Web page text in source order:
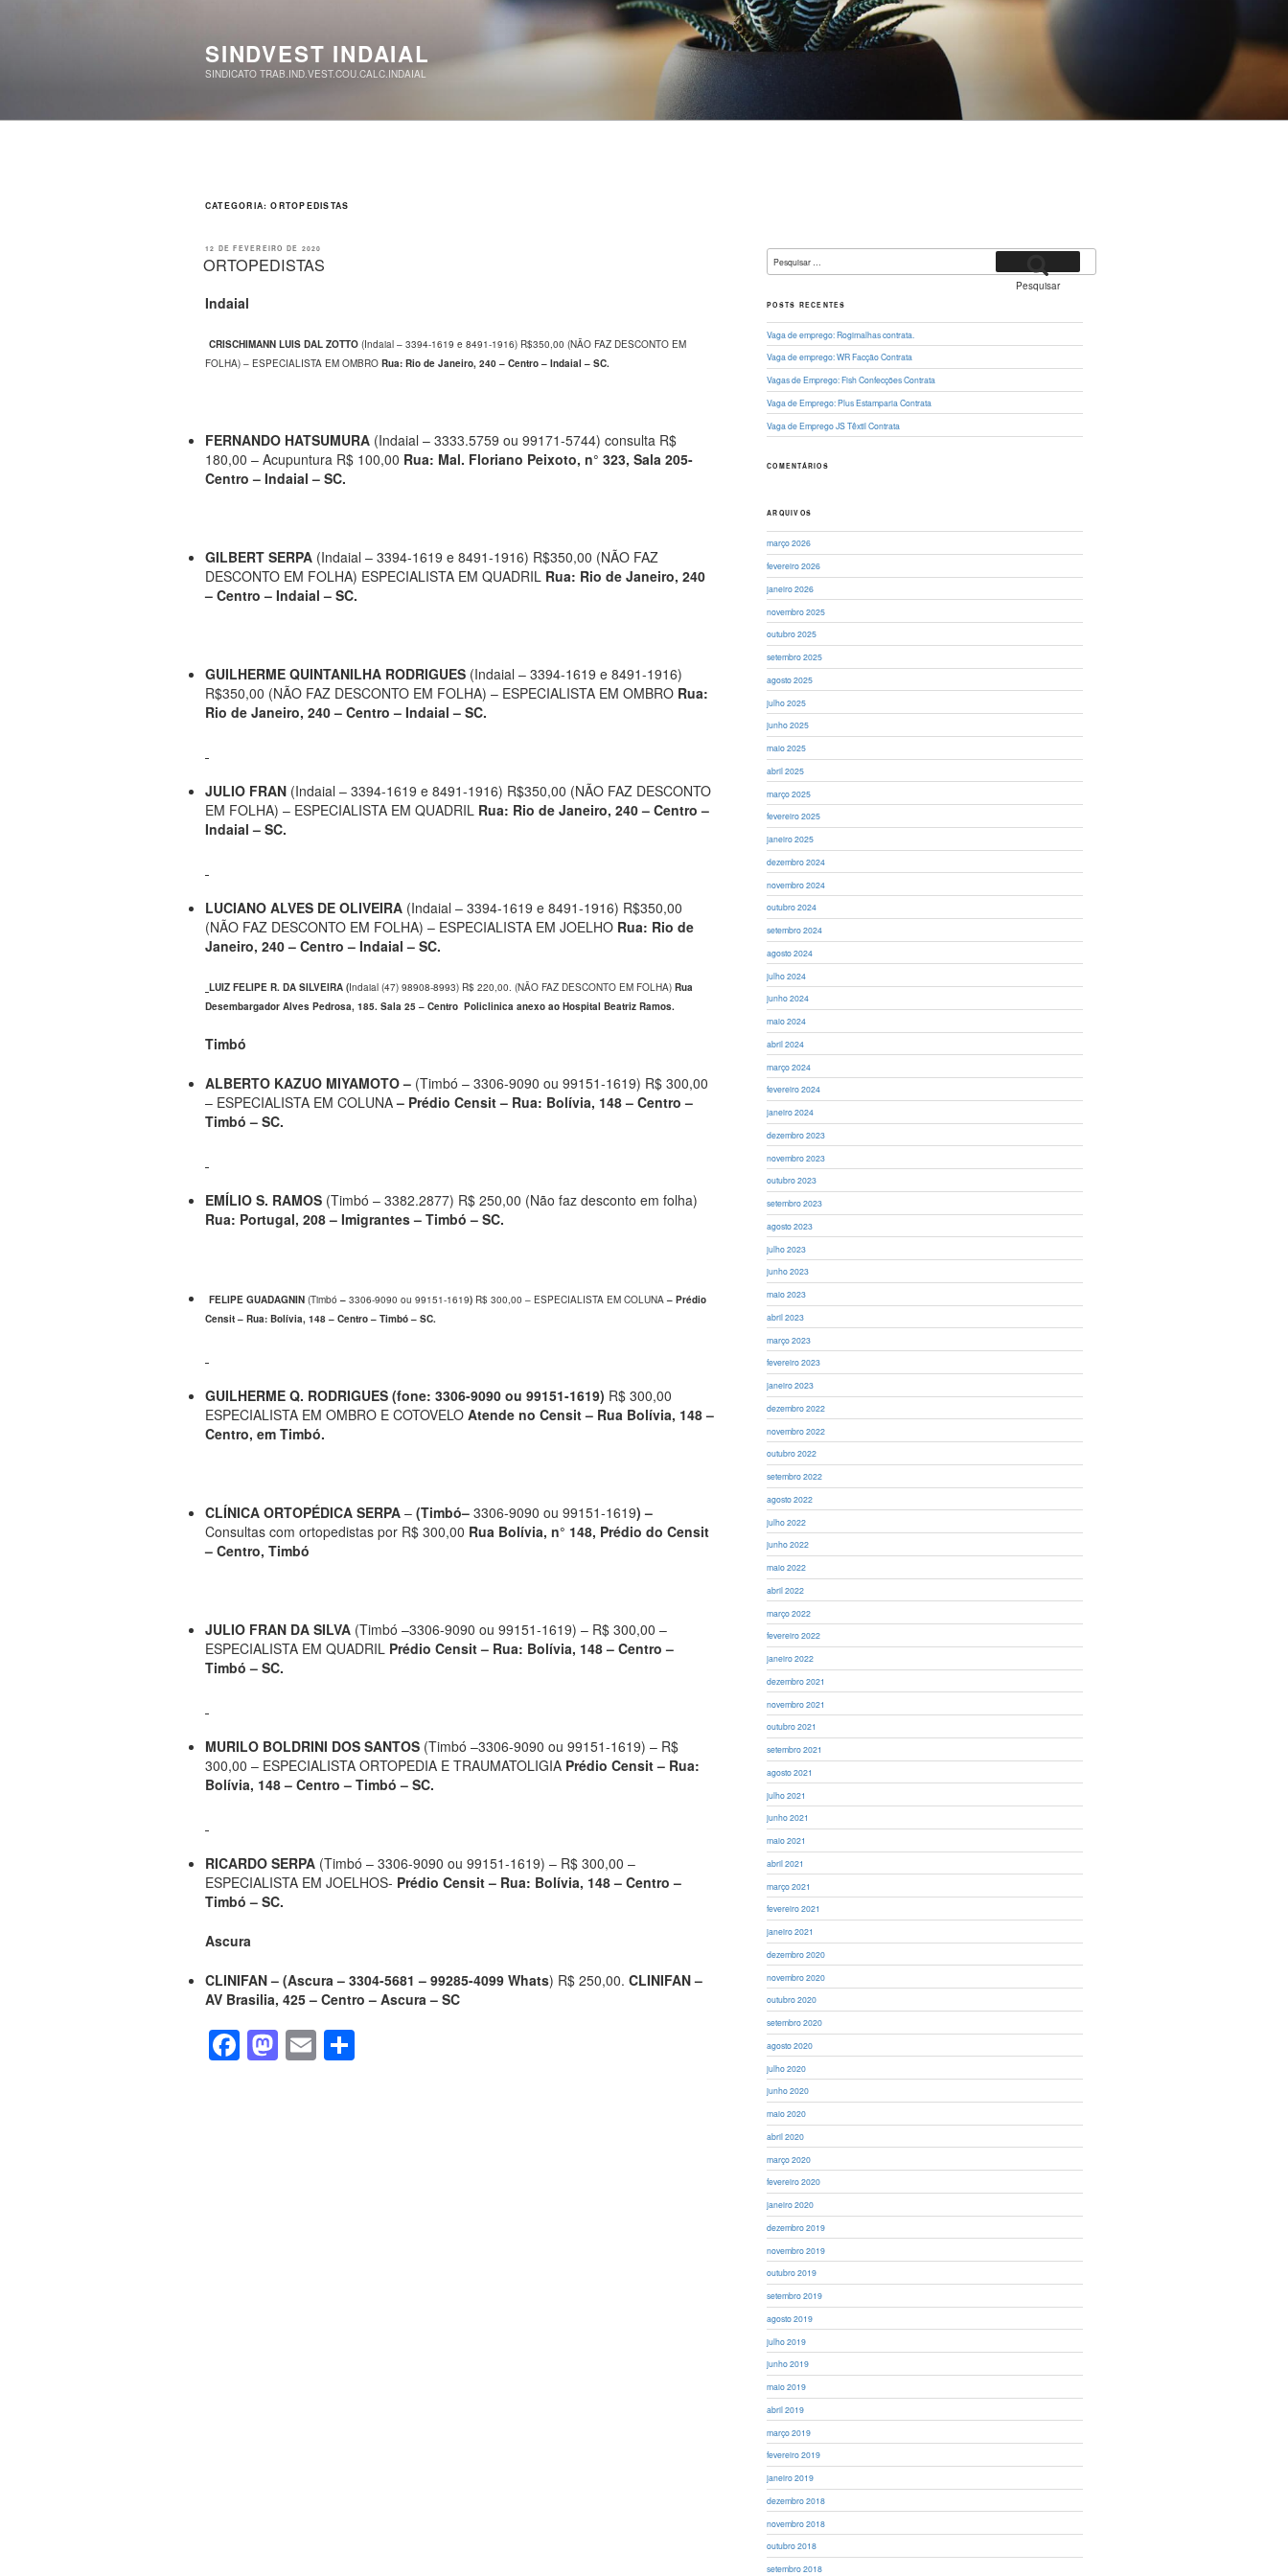
SINDVEST INDAIAL
SINDICATO TRAB.IND.VEST.COU.CALC.INDAIAL
CATEGORIA:ORTOPEDISTAS
PUBLICADO
12 DE FEVEREIRO DE 2020
ORTOPEDISTAS
Indaial
CRISCHIMANN LUIS DAL ZOTTO (Indaial – 3394-1619 e 8491-1916) R$350,00 (NÃO FAZ DESCONTO EM
FOLHA) – ESPECIALISTA EM OMBRO Rua: Rio de Janeiro, 240 – Centro – Indaial – SC.
FERNANDO HATSUMURA (Indaial – 3333.5759 ou 99171-5744) consulta R$
180,00 – Acupuntura R$ 100,00 Rua: Mal. Floriano Peixoto, n° 323, Sala 205-
Centro – Indaial – SC.
GILBERT SERPA (Indaial – 3394-1619 e 8491-1916) R$350,00 (NÃO FAZ
DESCONTO EM FOLHA) ESPECIALISTA EM QUADRIL Rua: Rio de Janeiro, 240
– Centro – Indaial – SC.
GUILHERME QUINTANILHA RODRIGUES (Indaial – 3394-1619 e 8491-1916)
R$350,00 (NÃO FAZ DESCONTO EM FOLHA) – ESPECIALISTA EM OMBRO Rua:
Rio de Janeiro, 240 – Centro – Indaial – SC.
JULIO FRAN (Indaial – 3394-1619 e 8491-1916) R$350,00 (NÃO FAZ DESCONTO
EM FOLHA) – ESPECIALISTA EM QUADRIL Rua: Rio de Janeiro, 240 – Centro –
Indaial – SC.
LUCIANO ALVES DE OLIVEIRA (Indaial – 3394-1619 e 8491-1916) R$350,00
(NÃO FAZ DESCONTO EM FOLHA) – ESPECIALISTA EM JOELHO Rua: Rio de
Janeiro, 240 – Centro – Indaial – SC.
LUIZ FELIPE R. DA SILVEIRA (Indaial (47) 98908-8993) R$ 220,00. (NÃO FAZ DESCONTO EM FOLHA) Rua
Desembargador Alves Pedrosa, 185. Sala 25 – Centro Policlinica anexo ao Hospital Beatriz Ramos.
Timbó
ALBERTO KAZUO MIYAMOTO – (Timbó – 3306-9090 ou 99151-1619) R$ 300,00
– ESPECIALISTA EM COLUNA– Prédio Censit – Rua: Bolívia, 148 – Centro –
Timbó – SC.
EMÍLIO S. RAMOS (Timbó – 3382.2877) R$ 250,00 (Não faz desconto em folha)
Rua: Portugal, 208 – Imigrantes – Timbó – SC.
FELIPE GUADAGNIN (Timbó – 3306-9090 ou 99151-1619) R$ 300,00 – ESPECIALISTA EM COLUNA – Prédio
Censit – Rua: Bolívia, 148 – Centro – Timbó – SC.
GUILHERME Q. RODRIGUES (fone: 3306-9090 ou 99151-1619) R$ 300,00
ESPECIALISTA EM OMBRO E COTOVELO Atende no Censit – Rua Bolívia, 148 –
Centro, em Timbó.
CLÍNICA ORTOPÉDICA SERPA – (Timbó– 3306-9090 ou 99151-1619) –
Consultas com ortopedistas por R$ 300,00 Rua Bolívia, n° 148, Prédio do Censit
– Centro, Timbó
JULIO FRAN DA SILVA (Timbó –3306-9090 ou 99151-1619) – R$ 300,00 –
ESPECIALISTA EM QUADRIL Prédio Censit – Rua: Bolívia, 148 – Centro –
Timbó – SC.
MURILO BOLDRINI DOS SANTOS (Timbó –3306-9090 ou 99151-1619) – R$
300,00 – ESPECIALISTA ORTOPEDIA E TRAUMATOLIGIA Prédio Censit – Rua:
Bolívia, 148 – Centro – Timbó – SC.
RICARDO SERPA (Timbó – 3306-9090 ou 99151-1619) – R$ 300,00 –
ESPECIALISTA EM JOELHOS- Prédio Censit – Rua: Bolívia, 148 – Centro –
Timbó – SC.
Ascura
CLINIFAN – (Ascura – 3304-5681 – 99285-4099 Whats) R$ 250,00. CLINIFAN –
AV Brasilia, 425 – Centro – Ascura – SC
F
a
M
a
E
m
Pesquisar
por:
Pesquisar
POSTS RECENTES
Vaga de emprego: Rogimalhas contrata.
Vaga de emprego: WR Facção Contrata
Vagas de Emprego: Fish Confecções Contrata
Vaga de Emprego: Plus Estamparia Contrata
Vaga de Emprego JS Têxtil Contrata
COMENTÁRIOS
ARQUIVOS
março 2026
fevereiro 2026
janeiro 2026
novembro 2025
outubro 2025
setembro 2025
agosto 2025
julho 2025
junho 2025
maio 2025
abril 2025
março 2025
fevereiro 2025
janeiro 2025
dezembro 2024
novembro 2024
outubro 2024
setembro 2024
agosto 2024
julho 2024
junho 2024
maio 2024
abril 2024
março 2024
fevereiro 2024
janeiro 2024
dezembro 2023
novembro 2023
outubro 2023
setembro 2023
agosto 2023
julho 2023
junho 2023
maio 2023
abril 2023
março 2023
fevereiro 2023
janeiro 2023
dezembro 2022
novembro 2022
outubro 2022
setembro 2022
agosto 2022
julho 2022
junho 2022
maio 2022
abril 2022
março 2022
fevereiro 2022
janeiro 2022
dezembro 2021
novembro 2021
outubro 2021
setembro 2021
agosto 2021
julho 2021
junho 2021
maio 2021
abril 2021
março 2021
fevereiro 2021
janeiro 2021
dezembro 2020
novembro 2020
outubro 2020
setembro 2020
agosto 2020
julho 2020
junho 2020
maio 2020
abril 2020
março 2020
fevereiro 2020
janeiro 2020
dezembro 2019
novembro 2019
outubro 2019
setembro 2019
agosto 2019
julho 2019
junho 2019
maio 2019
abril 2019
março 2019
fevereiro 2019
janeiro 2019
dezembro 2018
novembro 2018
outubro 2018
setembro 2018